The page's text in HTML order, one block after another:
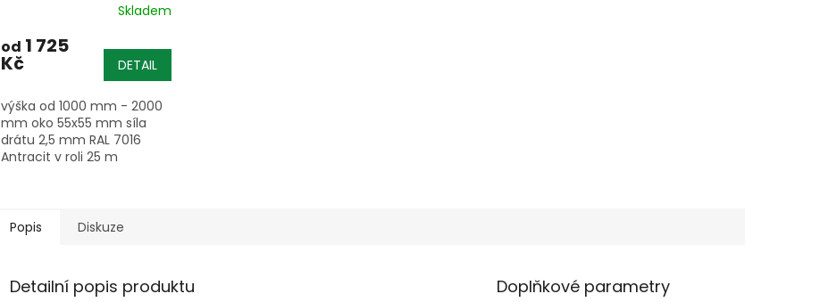
Skladem
od 1 725
Kč DETAIL
výška od 1000 mm - 2000
mm oko 55x55 mm síla
drátu 2,5 mm RAL 7016
Antracit v roli 25 m
Popis Diskuze
Detailní popis produktu Doplňkové parametry